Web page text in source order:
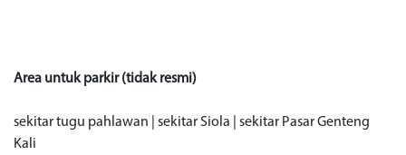
Area untuk parkir (tidak resmi)
sekitar tugu pahlawan | sekitar Siola | sekitar Pasar Genteng
Kali